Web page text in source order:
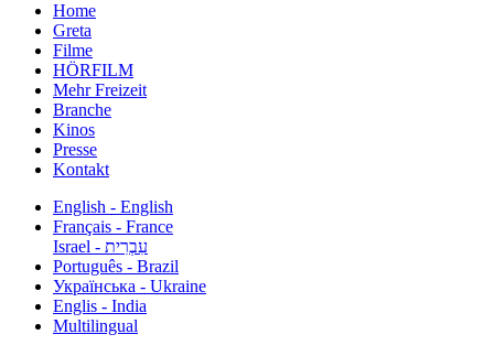
Home
Greta
Filme
HÖRFILM
Mehr Freizeit
Branche
Kinos
Presse
Kontakt
English - English
Français - France
עִבְרִית - Israel
Português - Brazil
Українська - Ukraine
Englis - India
Multilingual